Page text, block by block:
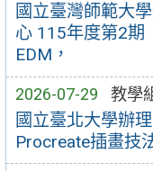
國立臺灣師範大
心 115年度第2期
EDM，
2026-07-29 教學
國立臺北大學辦
Procreate插畫技